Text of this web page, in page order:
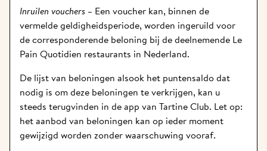
Inruilen vouchers – Een voucher kan, binnen de
vermelde geldigheidsperiode, worden ingeruild voor
de corresponderende beloning bij de deelnemende Le
Pain Quotidien restaurants in Nederland.
De lijst van beloningen alsook het puntensaldo dat
nodig is om deze beloningen te verkrijgen, kan u
steeds terugvinden in de app van Tartine Club. Let op:
het aanbod van beloningen kan op ieder moment
gewijzigd worden zonder waarschuwing vooraf.